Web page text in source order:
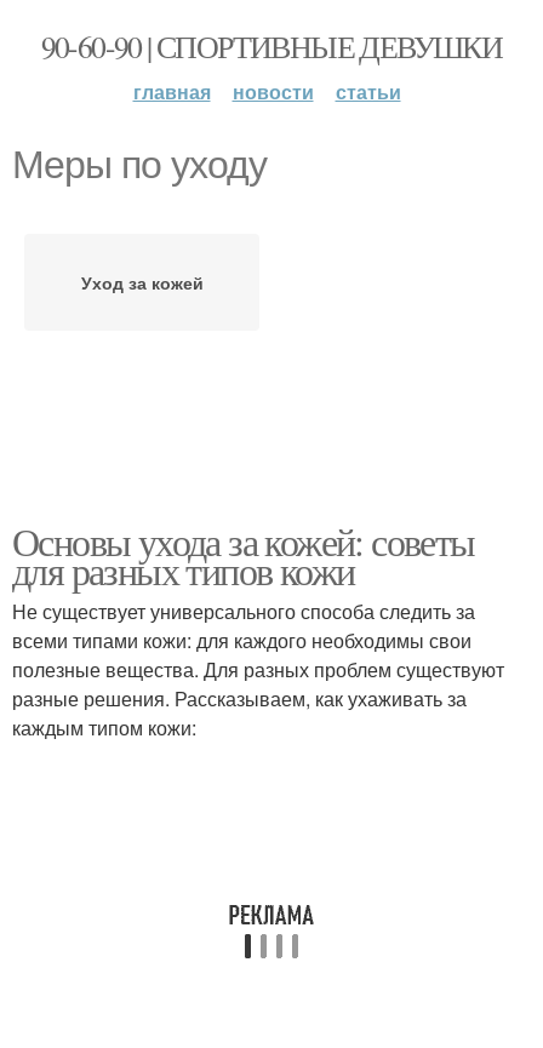
90-60-90 | СПОРТИВНЫЕ ДЕВУШКИ
главная новости статьи
Меры по уходу
Уход за кожей
Основы ухода за кожей: советы
для разных типов кожи
Не существует универсального способа следить за
всеми типами кожи: для каждого необходимы свои
полезные вещества. Для разных проблем существуют
разные решения. Рассказываем, как ухаживать за
каждым типом кожи: